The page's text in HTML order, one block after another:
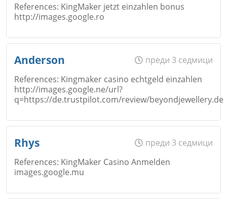
Коментар*
Email
Коментар*
References: KingMaker jetzt einzahlen bonus
http://images.google.ro
Email
Коментар*
Anderson
преди 3 седмици
References: Kingmaker casino echtgeld einzahlen
http://images.google.ne/url?
q=https://de.trustpilot.com/review/beyondjewellery.de
Email
Rhys
преди 3 седмици
References: KingMaker Casino Anmelden
images.google.mu